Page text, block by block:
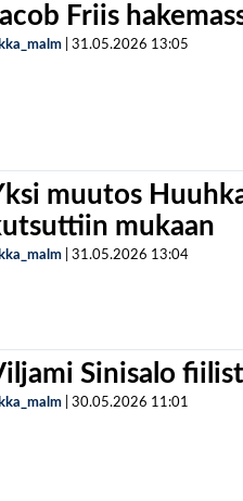
Friis
31.05.2026 13:05
muutos
mukaan
31.05.2026 13:04
Sinisalo
30.05.2026 11:01